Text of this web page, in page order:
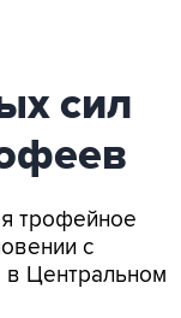
сил
трофейное
с
в Центральном